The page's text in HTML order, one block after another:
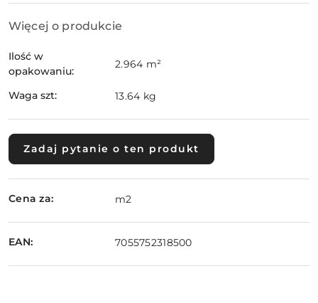
Więcej o produkcie
Ilość w
opakowaniu:
2.964 m²
Waga szt: 13.64 kg
Zadaj pytanie o ten produkt
Cena za: m2
EAN: 7055752318500